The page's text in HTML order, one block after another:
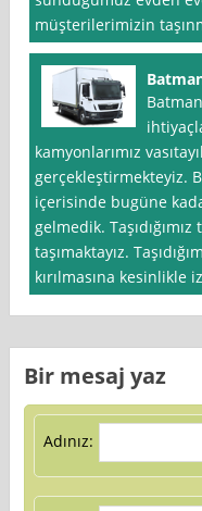
müşterilerimizin
kamyonlarımız
gerçekleştirmekteyiz.
içerisinde bugüne
gelmedik.
taşımaktayız.
kırılmasına kesinlikle
Bir mesaj yaz
Adınız: